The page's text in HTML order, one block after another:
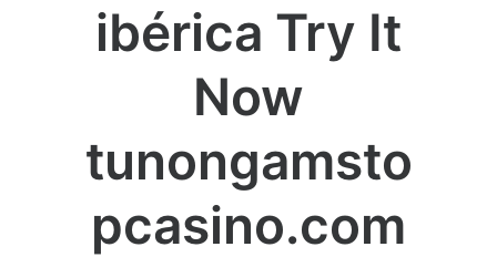
ibérica Try It
Now
tunongamsto
pcasino.com